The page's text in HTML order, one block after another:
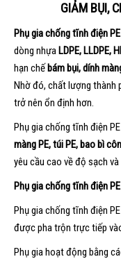
GIẢM BỤI,
Phụ gia chống tĩnh điện PE
dòng nhựa LDPE, LLDPE,
hạn chếbám bụi, dính
Nhờ đó, chất lượng thành
trở nên ổn định hơn.
Phụ gia chống tĩnh điện
màng PE, túi PE, bao bì
yêu cầu cao về độ sạch
Phụ gia chống tĩnh điện
Phụ gia chống tĩnh điện
được pha trộn trực tiếp
Phụ gia hoạt động bằng